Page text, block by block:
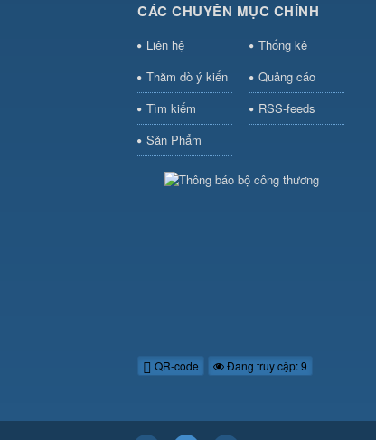
CÁC CHUYÊN MỤC CHÍNH
Liên hệ
Thống kê
Thăm dò ý kiến
Quảng cáo
Tìm kiếm
RSS-feeds
Sản Phẩm
QR-code Đang truy cập: 9